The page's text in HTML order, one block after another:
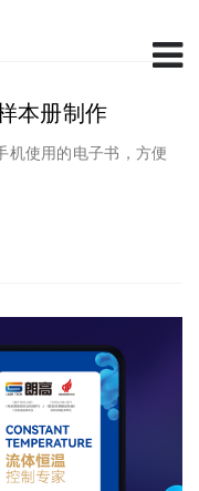
本册制作
机使用的电子书，方便